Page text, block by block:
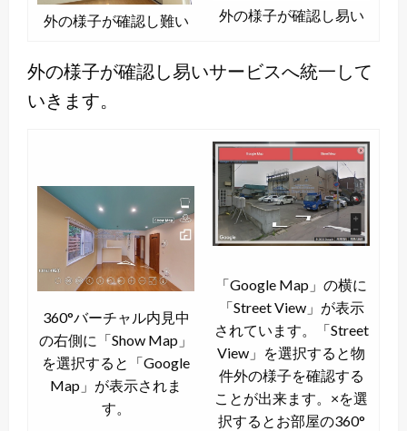
外の様子が確認し難い 外の様子が確認し易い
外の様子が確認し易いサービスへ統一して
いきます。
360°バーチャル内見中
の右側に「Show Map」
を選択すると「Google
Map」が表示されま
す。
「Google Map」の横に
「Street View」が表示
されています。「Street
View」を選択すると物
件外の様子を確認する
ことが出来ます。×を選
択するとお部屋の360°